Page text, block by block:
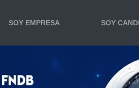
SOY EMPRESA SOY